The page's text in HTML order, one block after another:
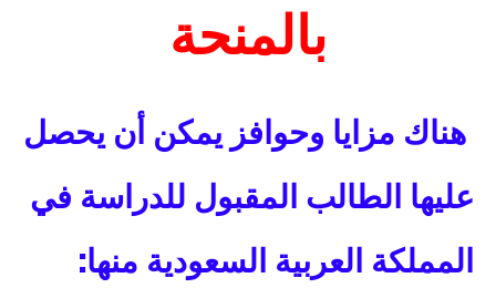
بالمنحة
هناك مزايا وحوافز يمكن أن يحصل
عليها الطالب المقبول للدراسة في
المملكة العربية السعودية منها: